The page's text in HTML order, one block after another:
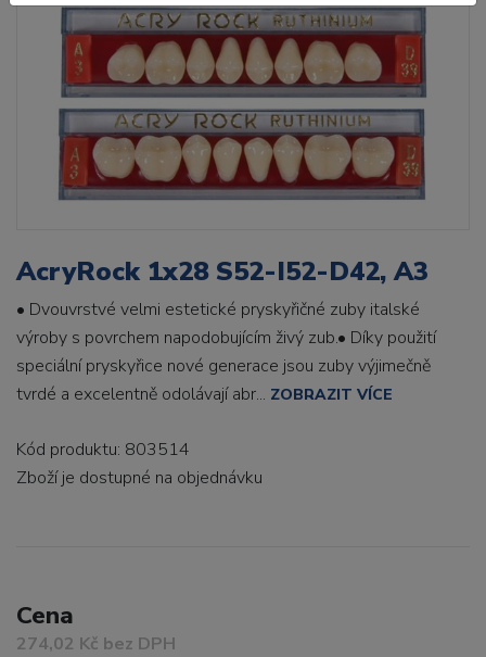
AcryRock 1x28 S52-I52-D42, A3
• Dvouvrstvé velmi estetické pryskyřičné zuby italské
výroby s povrchem napodobujícím živý zub.• Díky použití
speciální pryskyřice nové generace jsou zuby výjimečně
tvrdé a excelentně odolávají abr... ZOBRAZIT VÍCE
Kód produktu: 803514
Zboží je dostupné na objednávku
Cena
274,02 Kč bez DPH